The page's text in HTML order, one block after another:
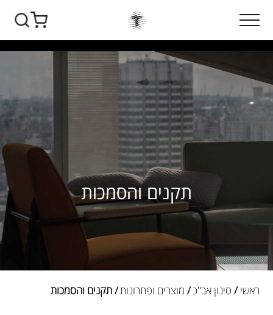
תקנים והסמכות
ראשי / סינון אב"כ/ מוצרים ופתרונות/ תקנים והסמכות